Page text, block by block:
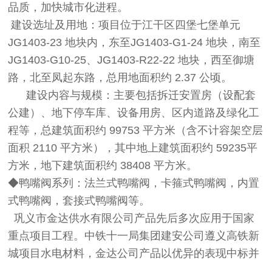
品质，加快城市化进程。
建设选址及用地：项目位于江干区四堡七堡单元
JG1403-23 地块内，东至JG1403-G1-24 地块，南至
JG1403-G10-25、JG1403-R22-22 地块，西至御塘
路，北至凤起东路，总用地面积约 2.37 公顷。
建设内容与规模：主要包括拆迁安置房（设配套
公建）、地下停车库、设备用房、区内道路及绿化工
程等，总建筑面积约 99753 平方米（含不计容架空层
面积 2110 平方米），其中地上建筑面积约 59235平
方米，地下建筑面积约 38408 平方米。
◆鸭嘴阀系列：法兰式鸭嘴阀，卡箍式鸭嘴阀，内置
式鸭嘴阀，套接式鸭嘴阀等。
巩义市金达供水有限公司产品先后多次应用于国家
重点项目工程。中铁十一局集团建安公司遵义高铁新
城项目水电材料，金达公司产品以优异的表现中标并